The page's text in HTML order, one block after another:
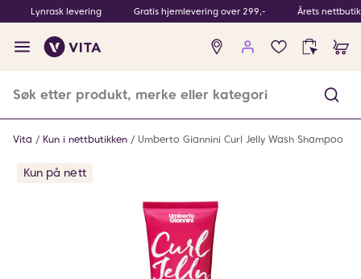
Lynrask levering Gratis hjemlevering over 299,- Årets
Ingen
produkter
Vita Kun i nettbutikken Umberto Giannini Curl Jelly Wash Shampoo
Kun på nett